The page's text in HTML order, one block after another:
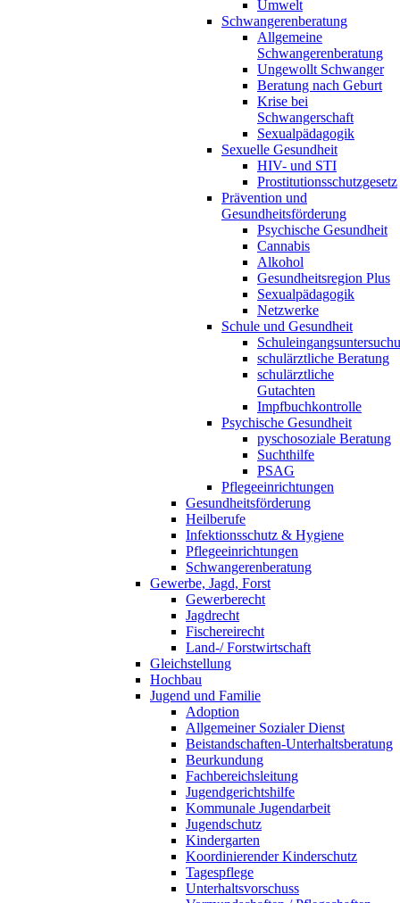
Umwelt
Schwangerenberatung
Allgemeine
Schwangerenberatung
Ungewollt Schwanger
Beratung nach Geburt
Krise bei
Schwangerschaft
Sexualpädagogik
Sexuelle Gesundheit
HIV- und STI
Prostitutionsschutzgesetz
Prävention und
Gesundheitsförderung
Psychische Gesundheit
Cannabis
Alkohol
Gesundheitsregion Plus
Sexualpädagogik
Netzwerke
Schule und Gesundheit
schulärztliche Beratung
schulärztliche
Gutachten
Impfbuchkontrolle
Psychische Gesundheit
pyschosoziale Beratung
Suchthilfe
PSAG
Pflegeeinrichtungen
Gesundheitsförderung
Heilberufe
Infektionsschutz & Hygiene
Pflegeeinrichtungen
Schwangerenberatung
Gewerbe, Jagd, Forst
Gewerberecht
Jagdrecht
Fischereirecht
Land-/ Forstwirtschaft
Gleichstellung
Hochbau
Jugend und Familie
Adoption
Allgemeiner Sozialer Dienst
Beistandschaften-Unterhaltsberatung
Beurkundung
Fachbereichsleitung
Jugendgerichtshilfe
Kommunale Jugendarbeit
Jugendschutz
Kindergarten
Koordinierender Kinderschutz
Tagespflege
Unterhaltsvorschuss